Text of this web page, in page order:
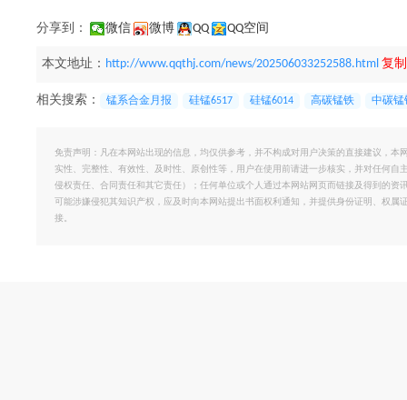
分享到： 微信 微博 QQ QQ空间
本文地址： http://www.qqthj.com/news/202506033252588.html 复
相关搜索： 锰系合金月报 硅锰6517 硅锰6014 高碳锰铁 中碳锰
免责声明：凡在本网站出现的信息，均仅供参考，并不构成对用户决策的直接建议，
实性、完整性、有效性、及时性、原创性等，用户在使用前请进一步核实，并对任何
侵权责任、合同责任和其它责任）；任何单位或个人通过本网站网页而链接及得到的
可能涉嫌侵犯其知识产权，应及时向本网站提出书面权利通知，并提供身份证明、权
接。